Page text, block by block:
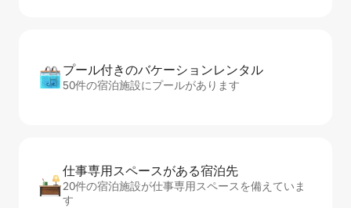
プール付きのバ⁠ケ⁠ー⁠シ⁠ョ⁠ンレ⁠ン⁠タ⁠ル
50件の宿泊施設にプールがあります
仕事専用ス⁠ペ⁠ー⁠スがあ⁠る宿⁠泊⁠先
20件の宿泊施設が仕事専用スペースを備えていま
す